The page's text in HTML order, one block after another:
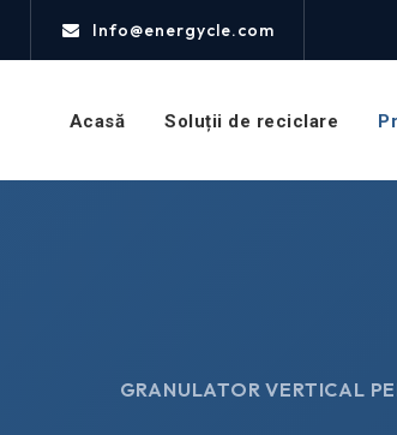
Info@energycle.com
Acasă Soluții de reciclare
GRANULATOR VERTICAL